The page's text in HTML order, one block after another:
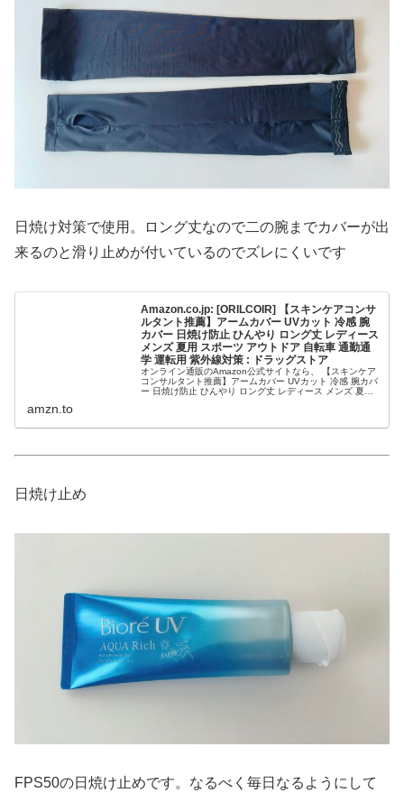
日焼け対策で使用。ロング丈なので二の腕までカバーが出
来るのと滑り止めが付いているのでズレにくいです
Amazon.co.jp: [ORILCOIR] 【スキンケアコンサ
ルタント推薦】アームカバー UVカット 冷感 腕
カバー 日焼け防止 ひんやり ロング丈 レディース
メンズ 夏用 スポーツ アウトドア 自転車 通勤通
学 運転用 紫外線対策 : ドラッグストア
オンライン通販のAmazon公式サイトなら、 【スキンケア
コンサルタント推薦】アームカバー UVカット 冷感 腕カバ
ー 日焼け防止 ひんやり ロング丈 レディース メンズ 夏用
amzn.to
日焼け止め
FPS50の日焼け止めです。なるべく毎日なるようにして